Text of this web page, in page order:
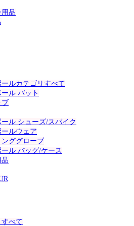
品
ルカテゴリすべて
ル バット
ル シューズ/スパイク
ルウェア
ググローブ
ル バッグ/ケース
品
べて